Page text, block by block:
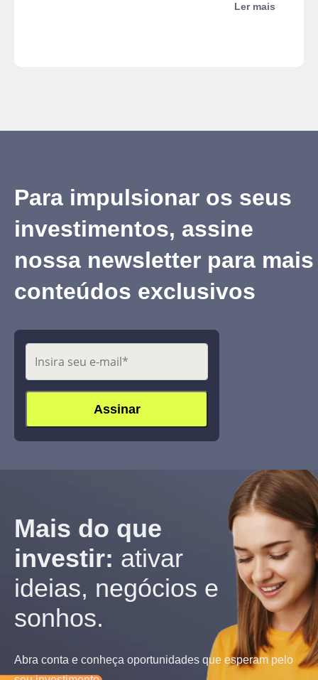
Ler mais
Para impulsionar os seus
investimentos, assine
nossa newsletter para mais
conteúdos exclusivos
Mais do que
investir: ativar
ideias, negócios e
sonhos.
Abra conta e conheça oportunidades que esperam pelo